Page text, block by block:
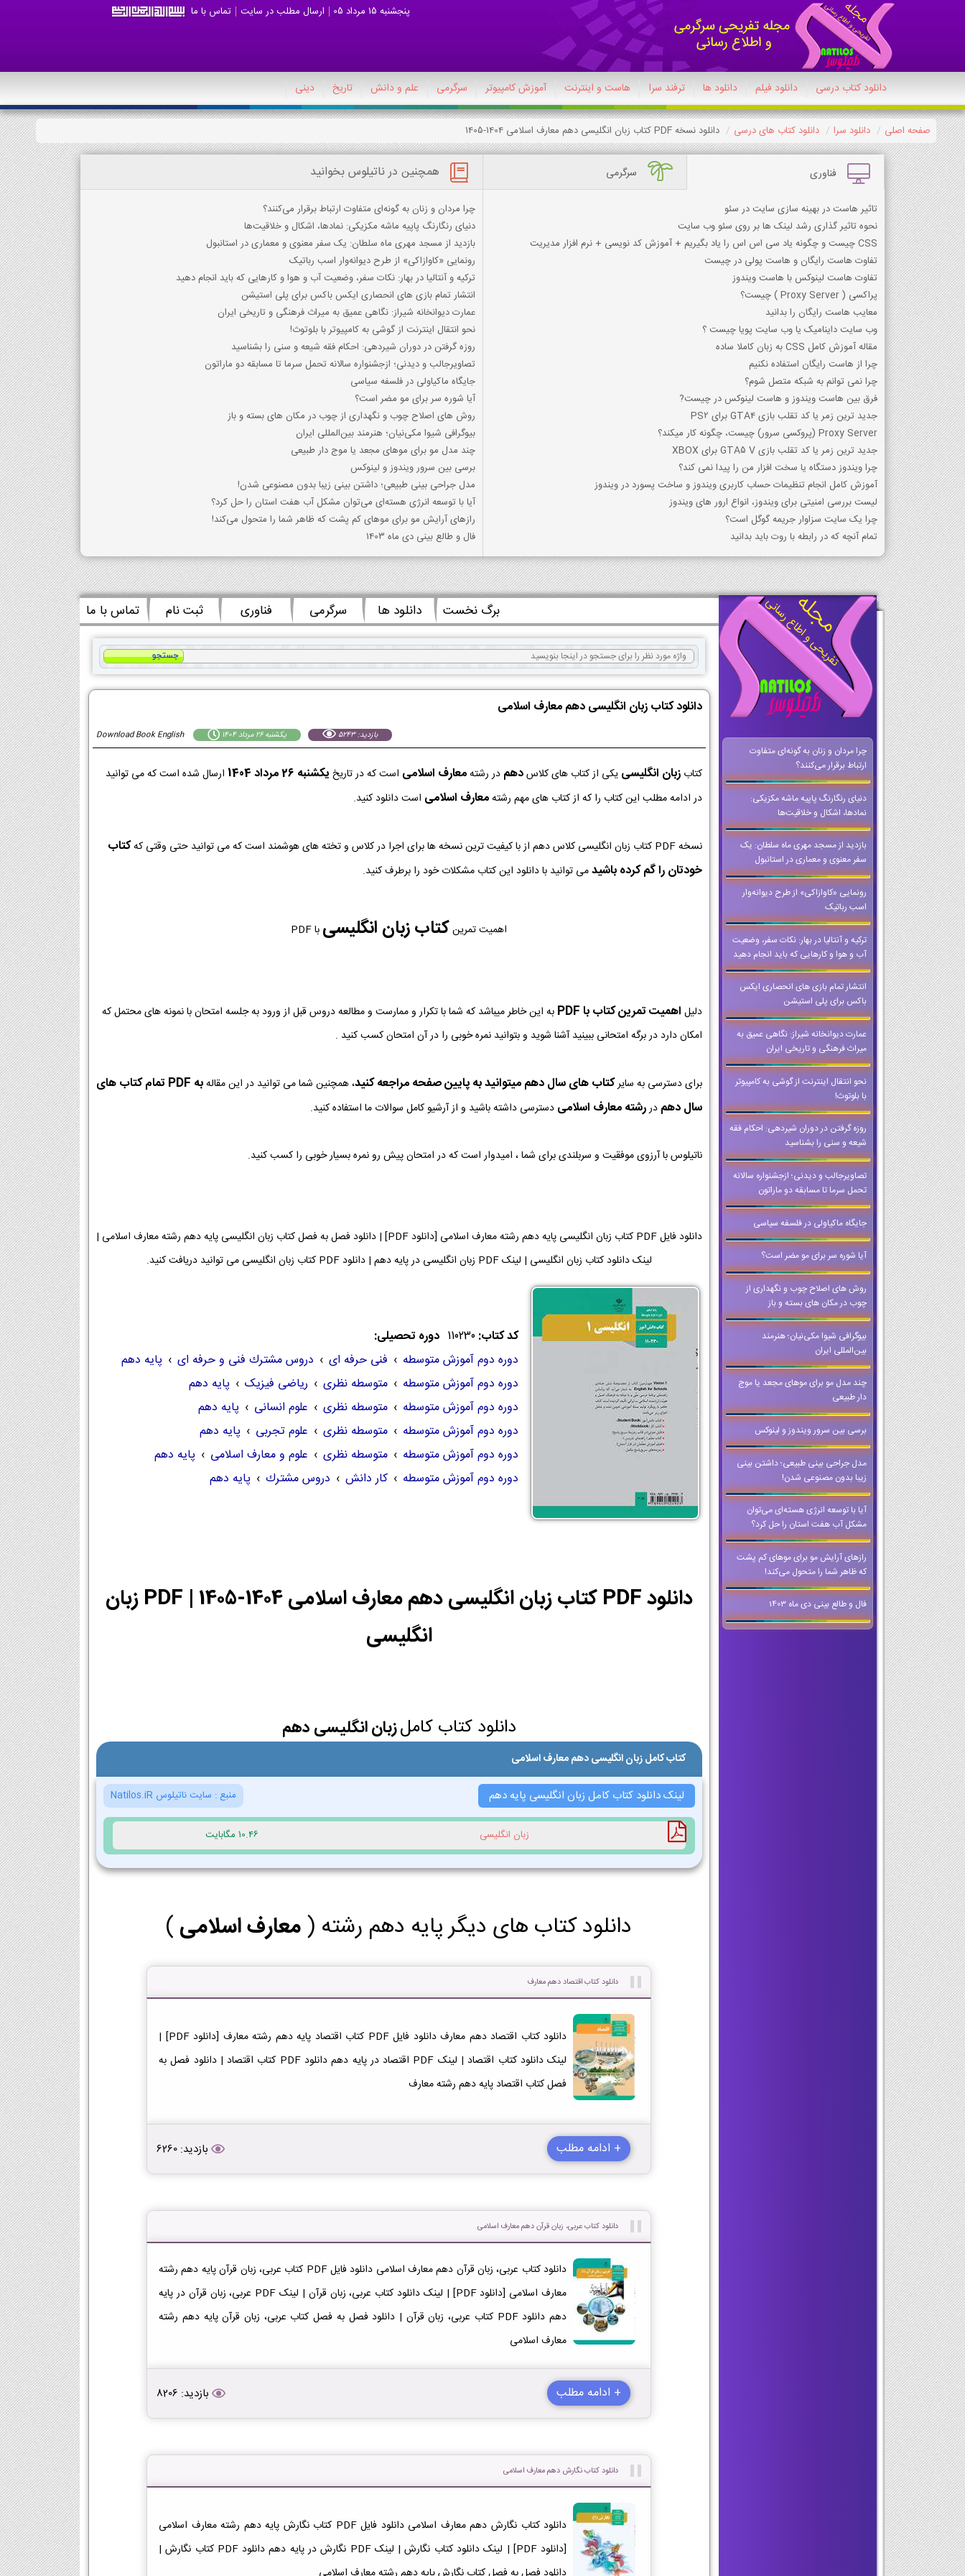
پنجشنبه 15 مرداد 05 ارسال مطلب در سایت تماس با ما
دانلود کتاب درسی دانلود فیلم دانلود ها ترفند سرا هاست و اینترنت آموزش کامپیوتر سرگرمی علم و دانش تاریخ دینی
صفحه اصلی دانلود سرا دانلود کتاب های درسی دانلود نسخه PDF کتاب زبان انگلیسی دهم معارف اسلامی 1404-1405
فناوری سرگرمی
تاثیر هاست در بهینه سازی سایت در سئو
نحوه تاثیر گذاری رشد لینک ها بر روی سئو وب سایت
CSS چیست و چگونه یاد سی اس اس را یاد بگیریم + آموزش کد نویسی + نرم افزار مدیریت
تفاوت هاست رایگان و هاست پولی در چیست
تفاوت هاست لینوکس با هاست ویندوز
پراکسي ( Proxy Server ) چيست؟
معایب هاست رایگان را بدانید
وب سایت داینامیک یا وب سایت پویا چیست ؟
مقاله آموزش کامل CSS به زبان کاملا ساده
چرا از هاست رایگان استفاده نکنیم
چرا نمی توانم به شبکه متصل شوم؟
فرق بین هاست ویندوز و هاست لینوکس در چیست?
جدید ترین زمر یا کد تقلب بازی GTA4 برای PS2
Proxy Server (پروکسی سرور) چیست، چگونه کار میکند؟
جدید ترین زمر یا کد تقلب بازی GTA5 V برای XBOX
چرا ویندوز دستگاه یا سخت افزار من را پیدا نمی کند؟
آموزش کامل انجام تنظیمات حساب کاربری ویندوز و ساخت پسورد در ویندوز
لیست بررسی امنیتی برای ویندوز، انواع ارور های ویندوز
چرا یک سایت سزاوار جریمه گوگل است؟
تمام آنچه که در رابطه با روت باید بدانید
همچنین در ناتیلوس بخوانید
چرا مردان و زنان به گونه‌ای متفاوت ارتباط برقرار می‌کنند؟
دنیای رنگارنگ پاپیه ماشه مکزیکی: نمادها، اشکال و خلاقیت‌ها
بازدید از مسجد مهری ماه سلطان: یک سفر معنوی و معماری در استانبول
رونمایی «کاوازاکی» از طرح دیوانه‌وار اسب رباتیک
ترکیه و آنتالیا در بهار: نکات سفر، وضعیت آب و هوا و کارهایی که باید انجام دهید
انتشار تمام بازی های انحصاری ایکس باکس برای پلی استیشن
عمارت دیوانخانه شیراز: نگاهی عمیق به میراث فرهنگی و تاریخی ایران
نحو انتقال اینترنت از گوشی به کامپیوتر با بلوتوث!
روزه گرفتن در دوران شیردهی: احکام فقه شیعه و سنی را بشناسید
تصاویرجالب و دیدنی؛ ازجشنواره سالانه تحمل سرما تا مسابقه دو ماراتون
جایگاه ماکیاولی در فلسفه سیاسی
آیا شوره سر برای مو مضر است؟
روش های اصلاح چوب و نگهداری از چوب در مکان های بسته و باز
بیوگرافی شیوا مکی‌نیان؛ هنرمند بین‌المللی ایران
چند مدل مو برای موهای مجعد یا موج دار طبیعی
برسی بین سرور ویندوز و لینوکس
مدل جراحی بینی طبیعی؛ داشتن بینی زیبا بدون مصنوعی شدن!
آیا با توسعه انرژی هسته‌ای می‌توان مشکل آب هفت استان را حل کرد؟
رازهای آرایش مو برای موهای کم پشت که ظاهر شما را متحول می‌کند!
فال و طالع بینی دی ماه 1403
چرا مردان و زنان به گونه‌ای متفاوت
ارتباط برقرار می‌کنند؟
دنیای رنگارنگ پاپیه ماشه مکزیکی:
نمادها، اشکال و خلاقیت‌ها
بازدید از مسجد مهری ماه سلطان: یک
سفر معنوی و معماری در استانبول
رونمایی «کاوازاکی» از طرح دیوانه‌وار
اسب رباتیک
ترکیه و آنتالیا در بهار: نکات سفر، وضعیت
آب و هوا و کارهایی که باید انجام دهید
انتشار تمام بازی های انحصاری ایکس
باکس برای پلی استیشن
عمارت دیوانخانه شیراز: نگاهی عمیق به
میراث فرهنگی و تاریخی ایران
نحو انتقال اینترنت از گوشی به کامپیوتر
با بلوتوث!
روزه گرفتن در دوران شیردهی: احکام فقه
شیعه و سنی را بشناسید
تصاویرجالب و دیدنی؛ ازجشنواره سالانه
تحمل سرما تا مسابقه دو ماراتون
جایگاه ماکیاولی در فلسفه سیاسی
آیا شوره سر برای مو مضر است؟
روش های اصلاح چوب و نگهداری از
چوب در مکان های بسته و باز
بیوگرافی شیوا مکی‌نیان؛ هنرمند
بین‌المللی ایران
چند مدل مو برای موهای مجعد یا موج
دار طبیعی
برسی بین سرور ویندوز و لینوکس
مدل جراحی بینی طبیعی؛ داشتن بینی
زیبا بدون مصنوعی شدن!
آیا با توسعه انرژی هسته‌ای می‌توان
مشکل آب هفت استان را حل کرد؟
رازهای آرایش مو برای موهای کم پشت
که ظاهر شما را متحول می‌کند!
فال و طالع بینی دی ماه 1403
برگ نخست دانلود ها سرگرمی فناوری ثبت نام تماس با ما
دانلود کتاب زبان انگلیسی دهم معارف اسلامی
Download Book English يكشنبه 26 مرداد 1404 بازدید: 5243
کتابزبان انگلیسی یکی از کتاب های کلاسدهم در رشتهمعارف اسلامی است که در تاریخ يكشنبه 26 مرداد 1404
ارسال شده است که می توانید
در ادامه مطلب این کتاب را که از کتاب های مهم رشتهمعارف اسلامی است دانلود کنید.
نسخه PDF کتاب زبان انگلیسی کلاس دهم از با کیفیت ترین نسخه ها برای اجرا در کلاس و تخته های هوشمند است که می توانید حتی وقتی که
کتاب
خودتان را گم کرده باشیدمی توانید با دانلود این کتاب مشکلات خود را برطرف کنید.
اهمیت تمرینکتاب زبان انگلیسی با PDF
دلیل اهمیت تمرین کتاب با PDF
به این خاطر میباشد که شما با تکرار و ممارست و مطالعه دروس قبل از ورود به جلسه امتحان با نمونه های محتمل که
امکان دارد در برگه امتحانی ببینید آشنا شوید و بتوانید نمره خوبی را در آن امتحان کسب کنید .
برای دسترسی به سایرکتاب های سال دهم میتوانید به پایین صفحه مراجعه کنید، همچنین شما می توانید در این مقاله
به PDF تمام کتاب های
سال دهم دررشته معارف اسلامی دسترسی داشته باشید و از آرشیو کامل سوالات ما استفاده کنید.
ناتیلوس با آرزوی موفقیت و سربلندی برای شما ، امیدوار است که در امتحان پیش رو نمره بسیار خوبی را کسب کنید.
دانلود فایل PDF کتاب زبان انگلیسی پایه دهم رشته معارف اسلامی [دانلود PDF] | دانلود فصل به فصل کتاب زبان انگلیسی پایه دهم رشته معارف اسلامی |
لینک دانلود کتاب زبان انگلیسی | لینک PDF زبان انگلیسی در پایه دهم | دانلود PDF کتاب زبان انگلیسی می توانید دریافت کنید.
کد کتاب: 110230 دوره تحصیلی:
دوره دوم آموزش متوسطه › فنی حرفه ای › دروس مشترك فنی و حرفه ای › پایه دهم
دوره دوم آموزش متوسطه › متوسطه نظری › ریاضی فیزیک › پایه دهم
دوره دوم آموزش متوسطه › متوسطه نظری › علوم انسانی › پایه دهم
دوره دوم آموزش متوسطه › متوسطه نظری › علوم تجربی › پایه دهم
دوره دوم آموزش متوسطه › متوسطه نظری › علوم و معارف اسلامی › پایه دهم
دوره دوم آموزش متوسطه › کار دانش › دروس مشترك › پایه دهم
دانلود PDF کتاب زبان انگلیسی دهم معارف اسلامی 1404-1405 | PDF زبان
انگلیسی
دانلود کتاب کاملزبان انگلیسی دهم
کتاب کامل زبان انگلیسی دهم معارف اسلامی
لینک دانلود کتاب کامل زبان انگلیسی پایه دهم منبع : سایت ناتیلوس Natilos.iR
زبان انگلیسی 10.46 مگابایت
دانلود کتاب های دیگر پایه دهم رشته (معارف اسلامی )
دانلود کتاب اقتصاد دهم معارف
دانلود کتاب اقتصاد دهم معارف دانلود فایل PDF کتاب اقتصاد پایه دهم رشته معارف [دانلود PDF] |
لینک دانلود کتاب اقتصاد | لینک PDF اقتصاد در پایه دهم دانلود PDF کتاب اقتصاد | دانلود فصل به
فصل کتاب اقتصاد پایه دهم رشته معارف
+ ادامه مطلب بازدید: 6260
دانلود کتاب عربی، زبان قرآن دهم معارف اسلامی
دانلود کتاب عربی، زبان قرآن دهم معارف اسلامی دانلود فایل PDF کتاب عربی، زبان قرآن پایه دهم رشته
معارف اسلامی [دانلود PDF] | لینک دانلود کتاب عربی، زبان قرآن | لینک PDF عربی، زبان قرآن در پایه
دهم دانلود PDF کتاب عربی، زبان قرآن | دانلود فصل به فصل کتاب عربی، زبان قرآن پایه دهم رشته
معارف اسلامی
+ ادامه مطلب بازدید: 8206
دانلود کتاب نگارش دهم معارف اسلامی
دانلود کتاب نگارش دهم معارف اسلامی دانلود فایل PDF کتاب نگارش پایه دهم رشته معارف اسلامی
[دانلود PDF] | لینک دانلود کتاب نگارش | لینک PDF نگارش در پایه دهم دانلود PDF کتاب نگارش |